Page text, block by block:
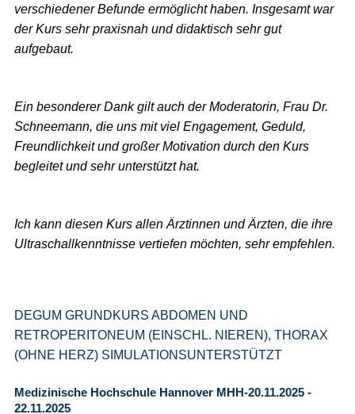
verschiedener Befunde ermöglicht haben. Insgesamt war
der Kurs sehr praxisnah und didaktisch sehr gut
aufgebaut.
Ein besonderer Dank gilt auch der Moderatorin, Frau Dr.
Schneemann, die uns mit viel Engagement, Geduld,
Freundlichkeit und großer Motivation durch den Kurs
begleitet und sehr unterstützt hat.
Ich kann diesen Kurs allen Ärztinnen und Ärzten, die ihre
Ultraschallkenntnisse vertiefen möchten, sehr empfehlen.
DEGUM GRUNDKURS ABDOMEN UND
RETROPERITONEUM (EINSCHL. NIEREN), THORAX
(OHNE HERZ) SIMULATIONSUNTERSTÜTZT
Medizinische Hochschule Hannover MHH-20.11.2025 -
22.11.2025